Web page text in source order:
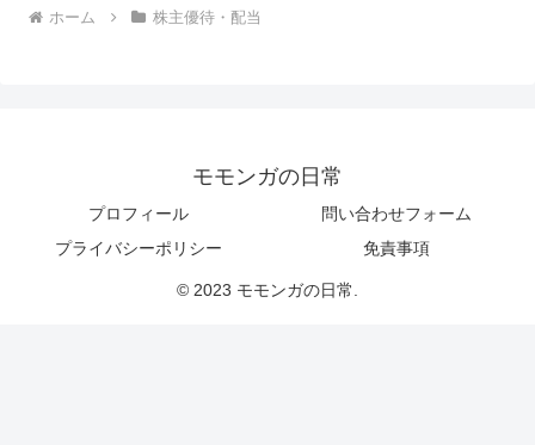
ホーム 株主優待・配当
モモンガの日常
プロフィール
問い合わせフォーム
プライバシーポリシー
免責事項
© 2023 モモンガの日常.